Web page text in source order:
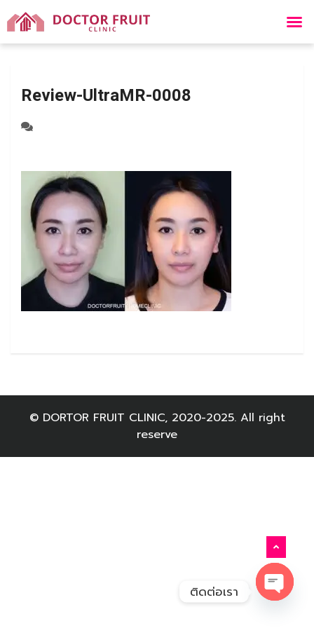
Review-UltraMR-0008
© DORTOR FRUIT CLINIC, 2020-2025. All right
reserve
ติดต่อเรา